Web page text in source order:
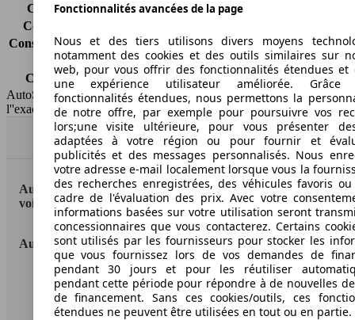
Consommation (ville)
5.1 l/100km
Consommation (route)
Consommation (combinée)*
5.1 l/100km
Classe d'émissions
Euro 6
Capacité du réservoir
56 l
AutoScout24 France SAS décline toute responsabilité concernant
l''exactitude des indications fournies.
Haut
AutoScout24: la plus grande plateforme en ligne de
voitures en Europe
AutoScout24
A propos d'AutoScout24
Conditions d'utilisation
Fonctionnalités avancées de la page
Nous et des tiers utilisons divers moyens
notamment des cookies et des outils similaires sur
web, pour vous offrir des fonctionnalités étendues et
une expérience utilisateur améliorée.
fonctionnalités étendues, nous permettons la
de notre offre, par exemple pour poursuivre vos
lors;une visite ultérieure, pour vous présenter
adaptées à votre région ou pour fournir et
publicités et des messages personnalisés. Nous
votre adresse e-mail localement lorsque vous la
des recherches enregistrées, des véhicules favoris
cadre de l'évaluation des prix. Avec votre
informations basées sur votre utilisation seront
concessionnaires que vous contacterez. Certains
sont utilisés par les fournisseurs pour stocker les
que vous fournissez lors de vos demandes de
pendant 30 jours et pour les réutiliser
pendant cette période pour répondre à de nouvelles
de financement. Sans ces cookies/outils, ces
étendues ne peuvent être utilisées en tout ou en partie.